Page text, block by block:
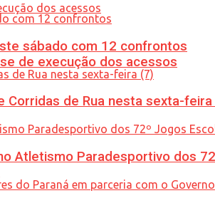
de execução dos acessos
sábado com 12 confrontos
Corridas de Rua nesta sexta-
Atletismo Paradesportivo dos